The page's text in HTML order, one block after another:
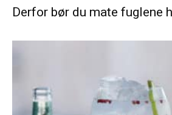
Derfor bør du mate fuglene